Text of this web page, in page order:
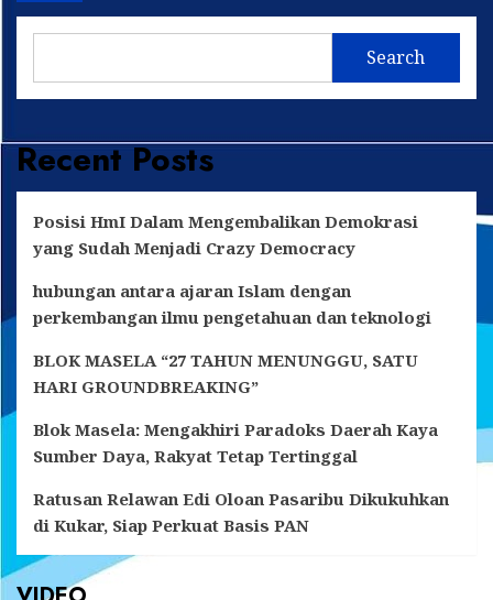
Sosialisasi
Pilkada
Search
Recent Posts
Posisi HmI Dalam Mengembalikan Demokrasi
yang Sudah Menjadi Crazy Democracy
hubungan antara ajaran Islam dengan
perkembangan ilmu pengetahuan dan teknologi
BLOK MASELA “27 TAHUN MENUNGGU, SATU
HARI GROUNDBREAKING”
Blok Masela: Mengakhiri Paradoks Daerah Kaya
Sumber Daya, Rakyat Tetap Tertinggal
Ratusan Relawan Edi Oloan Pasaribu Dikukuhkan
di Kukar, Siap Perkuat Basis PAN